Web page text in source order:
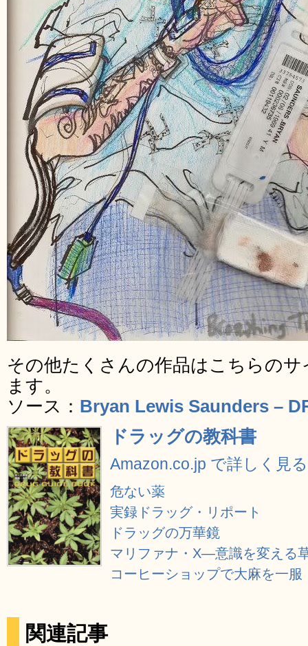
その他たくさんの作品はこちらの
ます。
ソース： Bryan Lewis Saunders –
ドラッグの教科書
Amazon.co.jp で詳しく見る
危ない薬
実録ドラッグ・リポート
ドラッグの万華鏡
マリファナ・X―意識を変える
コーヒーショップで大麻を一服
関連記事